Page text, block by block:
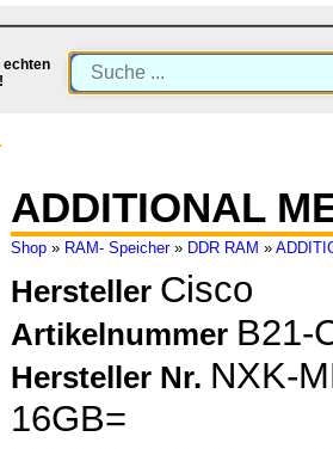
echten
ADDITIONAL
Shop » RAM- Speicher» DDR RAM »
Hersteller Cisco
Artikelnummer B21-
Hersteller Nr. NXK-
16GB=